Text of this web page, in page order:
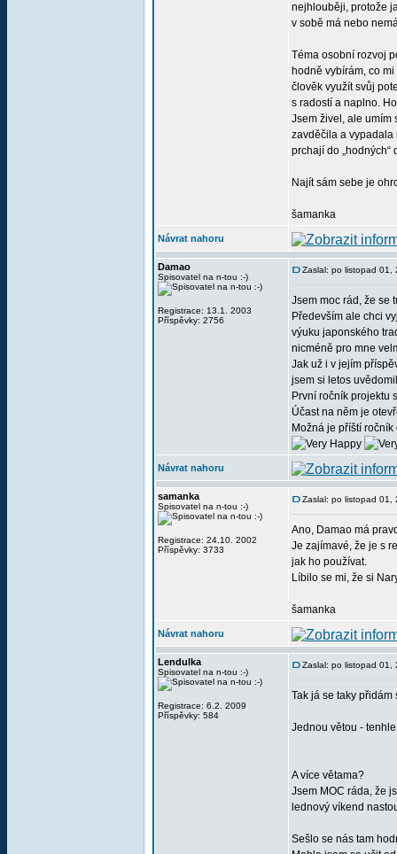
nejhlouběji, protože
v sobě má nebo
Téma osobní rozvoj
hodně vybírám, co
člověk využít svůj
s radostí a naplno.
Jsem živel, ale umím
zavděčila a vypadala
prchají do „hodných“
Najít sám sebe je
šamanka
Návrat nahoru
Damao
Spisovatel na n-tou :-)
Registrace: 13.1. 2003
Příspěvky: 2756
Zaslal: po listopad 01,
Jsem moc rád, že se
Především ale chci
výuku japonského
nicméně pro mne
Jak už i v jejím
jsem si letos
První ročník projektu
Účast na něm je
Možná je příští
Návrat nahoru
samanka
Spisovatel na n-tou :-)
Registrace: 24.10. 2002
Příspěvky: 3733
Zaslal: po listopad 01,
Ano, Damao má
Je zajímavé, že je s
jak ho používat.
Líbilo se mi, že si
šamanka
Návrat nahoru
Lendulka
Spisovatel na n-tou :-)
Registrace: 6.2. 2009
Příspěvky: 584
Zaslal: po listopad 01,
Tak já se taky přidám
Jednou větou -
A více větama?
Jsem MOC ráda, že
lednový víkend
Sešlo se nás tam